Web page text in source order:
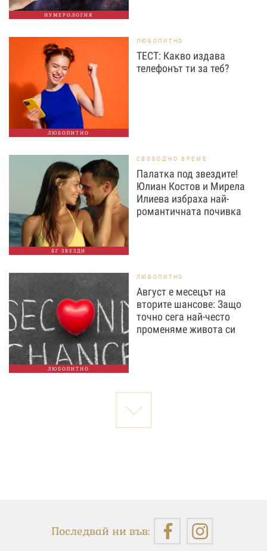
НУМЕРОЛОГИЯ
ЛЮБОПИТНО
ЛЮБОПИТНО
ТЕСТ: Какво издава
телефонът ти за теб?
БГ ЗВЕЗДИ
СВОБОДНО ВРЕМЕ
Палатка под звездите!
Юлиан Костов и Мирела
Илиева избраха най-
романтичната почивка
ЛЮБОПИТНО
ЛЮБОПИТНО
Август е месецът на
вторите шансове: Защо
точно сега най-често
променяме живота си
Последвай ни във: